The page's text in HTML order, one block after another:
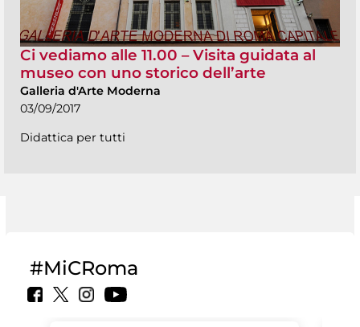
Ci vediamo alle 11.00 – Visita guidata al
museo con uno storico dell’arte
Galleria d'Arte Moderna
03/09/2017
Didattica per tutti
#MiCRoma